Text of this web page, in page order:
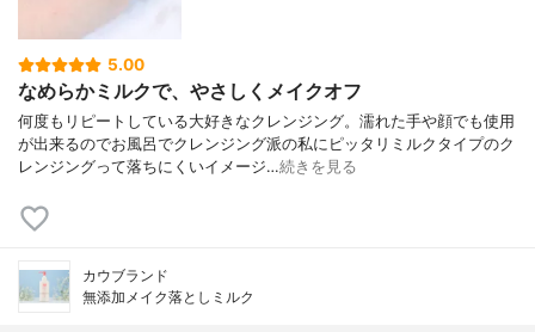
5.00
なめらかミルクで、やさしくメイクオフ
何度もリピートしている大好きなクレンジング。濡れた手や顔でも使用
が出来るのでお風呂でクレンジング派の私にピッタリミルクタイプのク
レンジングって落ちにくいイメージ…続きを見る
カウブランド
無添加メイク落としミルク